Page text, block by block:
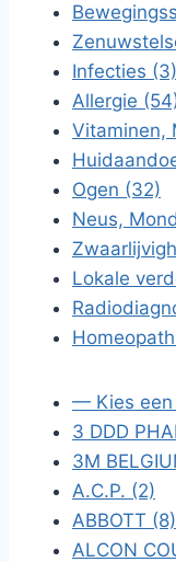
Infecties (3)
Allergie
Vitaminen,
Ogen (32)
Neus,
Lokale
— Kies
3 DDD
3M
A.C.P. (2)
ABBOTT (8)
ALCON